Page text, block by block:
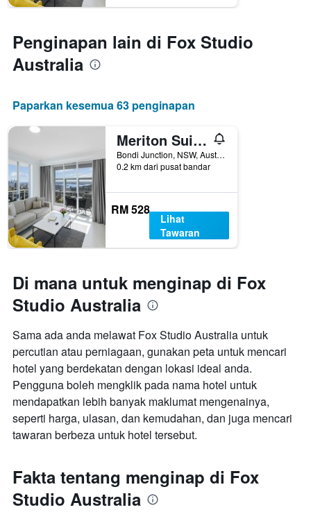
Penginapan lain di Fox Studio
Australia
Paparkan kesemua 63 penginapan
Meriton Suites Bondi Junction
Bondi Junction, NSW, Australia
0.2 km dari pusat bandar
RM 528
Lihat
Tawaran
Di mana untuk menginap di Fox
Studio Australia
Sama ada anda melawat Fox Studio Australia untuk
percutian atau perniagaan, gunakan peta untuk mencari
hotel yang berdekatan dengan lokasi ideal anda.
Pengguna boleh mengklik pada nama hotel untuk
mendapatkan lebih banyak maklumat mengenainya,
seperti harga, ulasan, dan kemudahan, dan juga mencari
tawaran berbeza untuk hotel tersebut.
Fakta tentang menginap di Fox
Studio Australia